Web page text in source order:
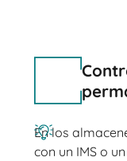
En los
con un IMS o